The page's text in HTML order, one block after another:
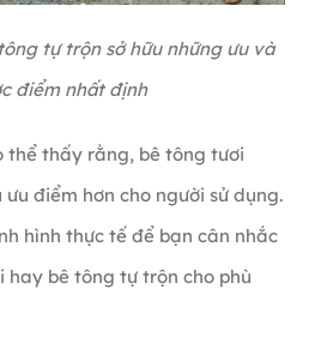
tự trộn sở hữu những ưu và
điểm nhất định
thể thấy rằng, bê tông tươi
điểm hơn cho người sử dụng.
hình thực tế để bạn cân nhắc
hay bê tông tự trộn cho phù